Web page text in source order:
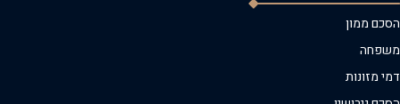
הסכם ממון
משפחה
דמי מזונות